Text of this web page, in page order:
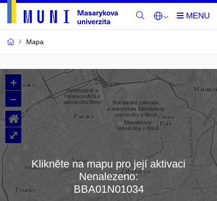
Mapa
Budovy
a
místnosti
MU
Načítám mapu…
+
–
⌂
⤢
Klikněte na mapu pro její aktivaci
Nenalezeno:
BBA01N01034